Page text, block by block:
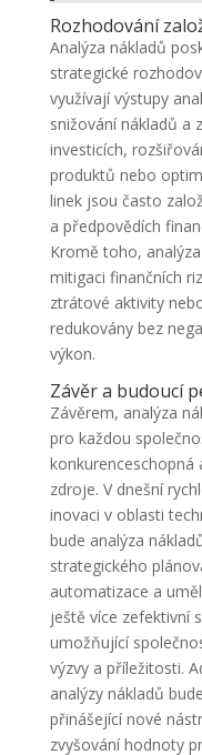
Rozhodování
Analýza nákladů
strategické
využívají výstupy
snižování nákladů a
investicích,
produktů nebo
linek jsou často
a předpovědích
Kromě toho,
mitigaci finančních
ztrátové aktivity
redukovány bez
výkon.
Závěr a budoucí
Závěrem, analýza
pro každou
konkurenceschopná
zdroje. V dnešní
inovaci v oblasti
bude analýza
strategického
automatizace a
ještě více zefektivní
umožňující
výzvy a příležitosti.
analýzy nákladů
přinášející nové
zvyšování hodnoty